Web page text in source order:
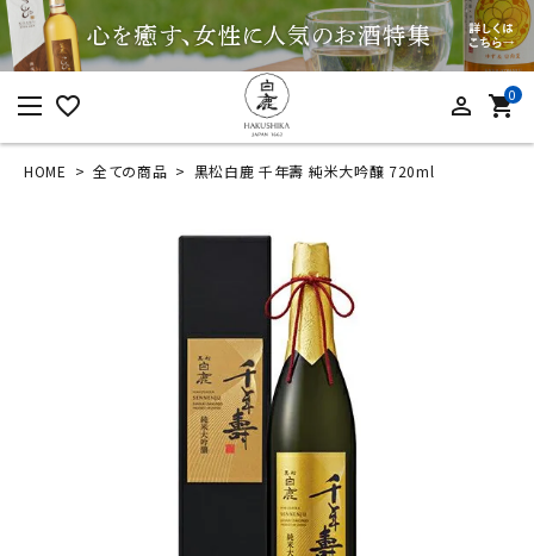
favorite_border person_outline 0
shopping_cart
ログイン 新規会員登録
HOME 全ての商品 黒松白鹿 千年壽 純米大吟醸 720ml